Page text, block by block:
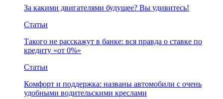
За какими двигателями будущее? Вы удивитесь!
Статьи
Такого не расскажут в банке: вся правда о ставке по
кредиту «от 0%»
Статьи
Комфорт и поддержка: названы автомобили с очень
удобными водительскими креслами